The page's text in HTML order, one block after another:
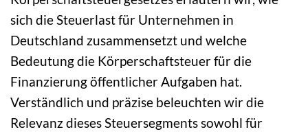
sich die Steuerlast für Unternehmen in
Deutschland zusammensetzt und welche
Bedeutung die Körperschaftsteuer für die
Finanzierung öffentlicher Aufgaben hat.
Verständlich und präzise beleuchten wir die
Relevanz dieses Steuersegments sowohl für